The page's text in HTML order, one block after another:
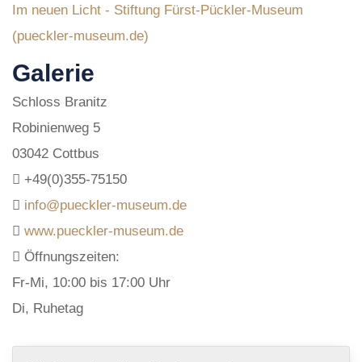
Im neuen Licht - Stiftung Fürst-Pückler-Museum
(pueckler-museum.de)
Galerie
Schloss Branitz
Robinienweg 5
03042 Cottbus
+49(0)355-75150
info@pueckler-museum.de
www.pueckler-museum.de
Öffnungszeiten:
Fr-Mi, 10:00 bis 17:00 Uhr
Di, Ruhetag